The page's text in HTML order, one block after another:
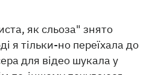
як сльоза" знято
я тільки-но переїхала до
для відео шукала у